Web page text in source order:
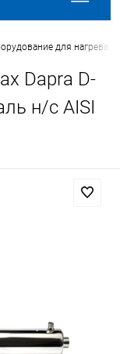
для нагрева
Dapra D-
н/с AISI